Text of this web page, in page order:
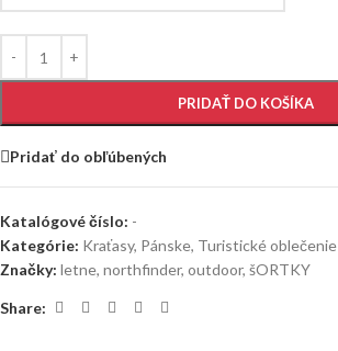
PRIDAŤ DO KOŠÍKA
Pridať do obľúbených
Katalógové číslo: -
Kategórie: Kraťasy, Pánske, Turistické oblečenie
Značky: letne, northfinder, outdoor, šORTKY
Share: